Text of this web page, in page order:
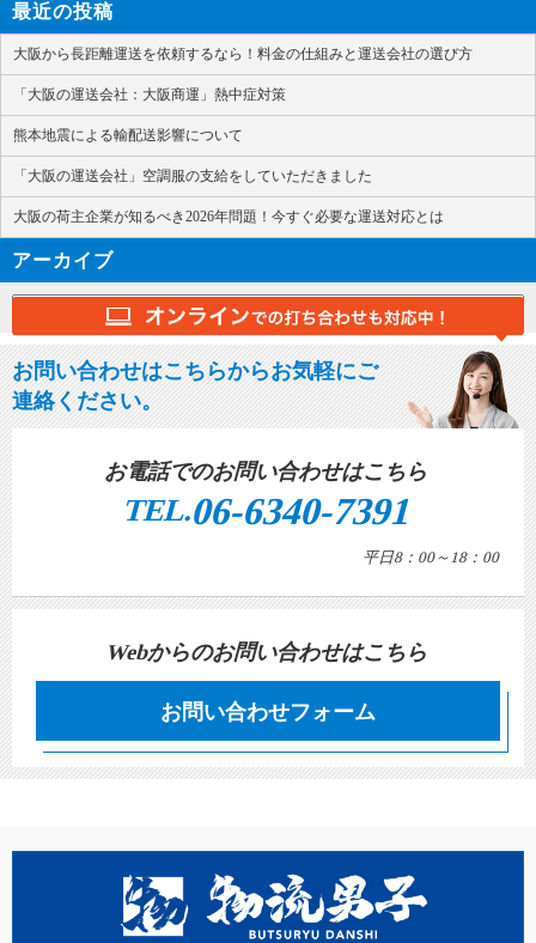
最近の投稿
大阪から長距離運送を依頼するなら！料金の仕組みと運送会社の選び方
「大阪の運送会社：大阪商運」熱中症対策
熊本地震による輸配送影響について
「大阪の運送会社」空調服の支給をしていただきました
大阪の荷主企業が知るべき2026年問題！今すぐ必要な運送対応とは
アーカイブ
お問い合わせはこちらからお気軽にご
連絡ください。
お電話でのお問い合わせはこちら
TEL.06-6340-7391
平日8：00～18：00
Webからのお問い合わせはこちら
お問い合わせフォーム